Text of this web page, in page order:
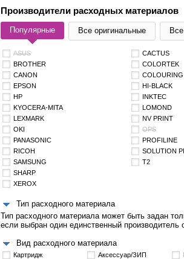
Производители расходных материалов
Популярные Все оригинальные
ASUS
BROTHER
CANON
EPSON
HP
KYOCERA-MITA
LEXMARK
OKI
PANASONIC
RICOH
SAMSUNG
SHARP
XEROX
CACTUS
COLORTEK
COLOURING
HI-BLACK
INKTEC
LOMOND
NV PRINT
OPS
PROFILINE
SOLUTION
T2
Тип расходного материала
Тип расходного материала может быть задан
если выбран один единственный производитель
Вид расходного материала
Картридж Аксессуар/ЗИП